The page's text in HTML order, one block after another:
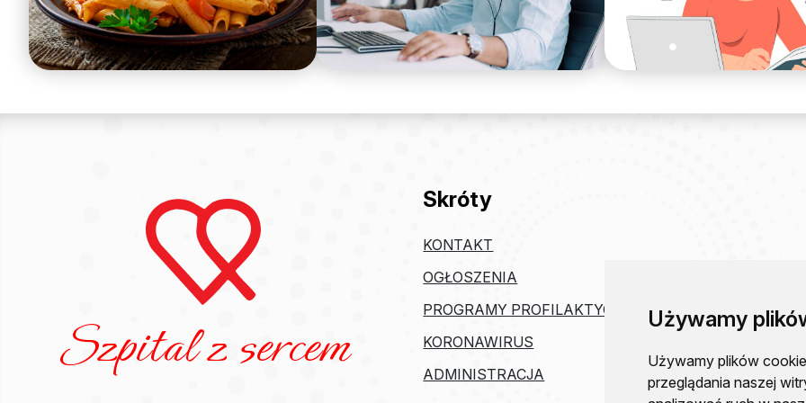
Używamy
Używamy plików
przeglądania naszej
Szpital z sercem
Skróty
KONTAKT
OGŁOSZENIA
PROGRAMY PROFILAKTYCZNE
KORONAWIRUS
ADMINISTRACJA